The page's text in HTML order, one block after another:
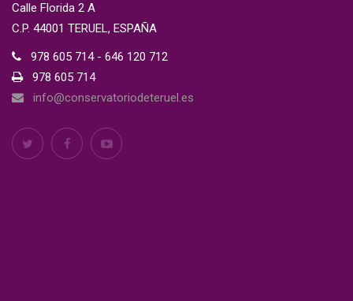
Calle Florida 2 A
C.P. 44001 TERUEL, ESPAÑA
978 605 714 - 646 120 712
978 605 714
info@conservatoriodeteruel.es